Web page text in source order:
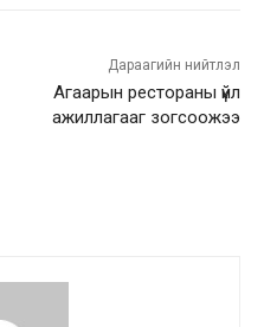
Дараагийн нийтлэл
Агаарын рестораны үйл
ажиллагааг зогсоожээ